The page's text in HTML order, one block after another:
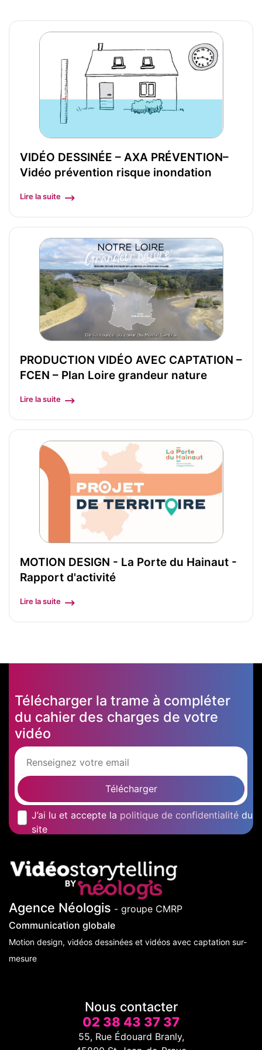
VIDÉO DESSINÉE – AXA PRÉVENTION–
Vidéo prévention risque inondation
Lire la suite
PRODUCTION VIDÉO AVEC CAPTATION –
FCEN – Plan Loire grandeur nature
Lire la suite
MOTION DESIGN - La Porte du Hainaut -
Rapport d'activité
Lire la suite
Télécharger la trame à compléter
du cahier des charges de votre
vidéo
Télécharger
J’ai lu et accepte la politique de confidentialité du
site
Agence Néologis - groupe CMRP
Communication globale
Motion design, vidéos dessinées et vidéos avec captation sur-
mesure
Nous contacter
02 38 43 37 37
55, Rue Édouard Branly,